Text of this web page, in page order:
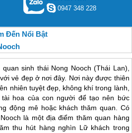
0947 348 228
Đến Nổi Bật
sinh thái Nong Nooch (Thái Lan),
vẻ đẹp ở nơi đây. Nơi này được thiên
nhiên tuyệt đẹp, không khí trong lành,
hoa của con người để tạo nên bức
động mê hoặc khách thăm quan. Có
là một địa điểm thăm quan hàng
thu hút hàng nghìn Lữ khách trong